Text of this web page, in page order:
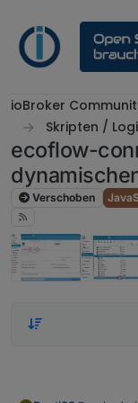
ioBroker
Skripten /
ecoflow-
Verschoben